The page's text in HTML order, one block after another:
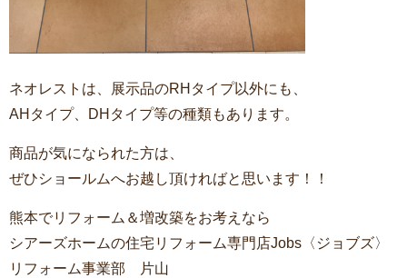
ネオレストは、展示品のRHタイプ以外にも、
AHタイプ、DHタイプ等の種類もあります。
商品が気になられた方は、
ぜひショールムへお越し頂ければと思います！！
熊本でリフォーム＆増改築をお考えなら
シアーズホームの住宅リフォーム専門店Jobs〈ジョブズ〉
リフォーム事業部 片山